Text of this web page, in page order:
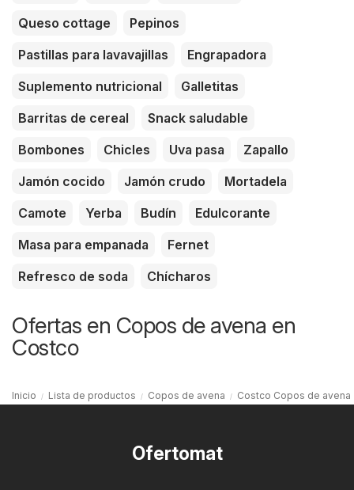
Queso cottage
Pepinos
Pastillas para lavavajillas
Engrapadora
Suplemento nutricional
Galletitas
Barritas de cereal
Snack saludable
Bombones
Chicles Uva pasa
Zapallo
Jamón cocido
Jamón crudo
Mortadela
Camote
Yerba Budín
Edulcorante
Masa para empanada
Fernet
Refresco de soda
Chícharos
Ofertas en Copos de avena en
Costco
Inicio Lista de productos Copos de avena Costco Copos de avena
Ofertomat